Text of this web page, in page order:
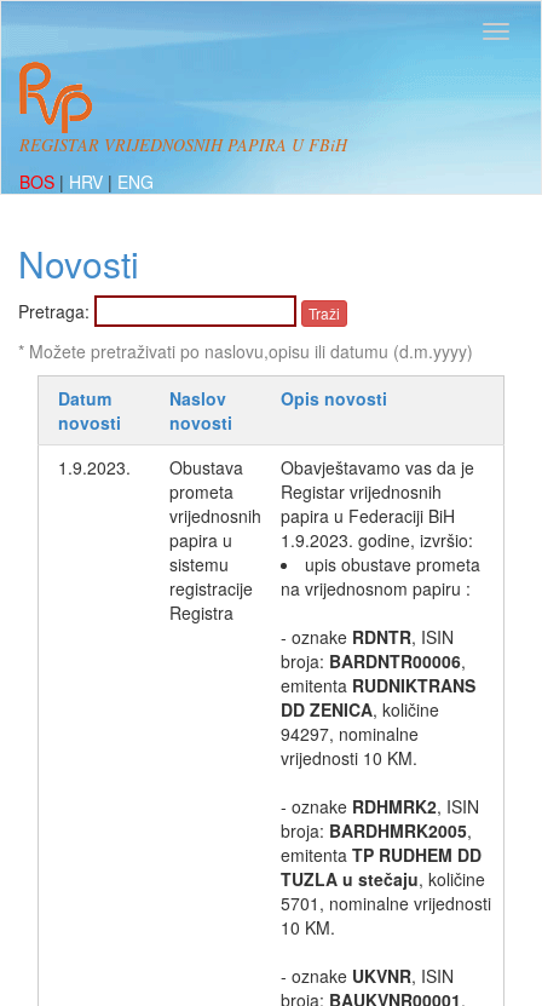
REGISTAR VRIJEDNOSNIH PAPIRA U FBiH
BOS | HRV | ENG
Novosti
Pretraga:
* Možete pretraživati po naslovu,opisu ili datumu (d.m.yyyy)
Datum
novosti
Naslov
novosti
Opis novosti
1.9.2023.
Obustava
prometa
vrijednosnih
papira u
sistemu
registracije
Registra
Obavještavamo vas da je
Registar vrijednosnih
papira u Federaciji BiH
1.9.2023. godine, izvršio:
upis obustave prometa
na vrijednosnom papiru :
- oznake RDNTR, ISIN
broja: BARDNTR00006,
emitenta RUDNIKTRANS
DD ZENICA, količine
94297, nominalne
vrijednosti 10 KM.
- oznake RDHMRK2, ISIN
broja: BARDHMRK2005,
emitenta TP RUDHEM DD
TUZLA u stečaju, količine
5701, nominalne vrijednosti
10 KM.
- oznake UKVNR, ISIN
broja: BAUKVNR00001,